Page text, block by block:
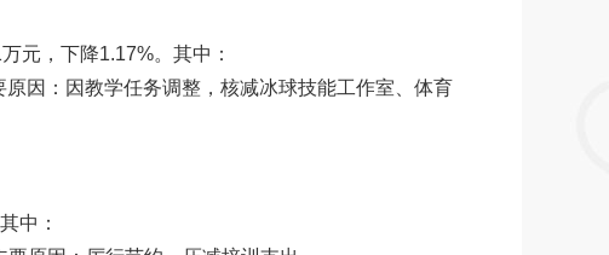
，下降1.17%。其中：
：因教学任务调整，核减冰球技能工作室、体育
：